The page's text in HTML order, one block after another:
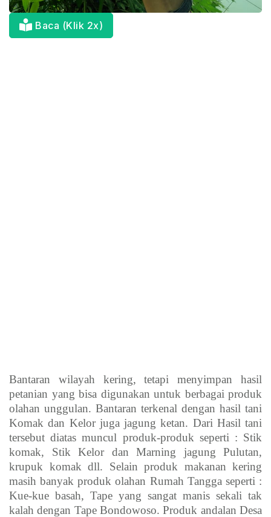
Baca (Klik 2x)
Bantaran wilayah kering, tetapi menyimpan hasil
petanian yang bisa digunakan untuk berbagai produk
olahan unggulan. Bantaran terkenal dengan hasil tani
Komak dan Kelor juga jagung ketan. Dari Hasil tani
tersebut diatas muncul produk-produk seperti : Stik
komak, Stik Kelor dan Marning jagung Pulutan,
krupuk komak dll. Selain produk makanan kering
masih banyak produk olahan Rumah Tangga seperti :
Kue-kue basah, Tape yang sangat manis sekali tak
kalah dengan Tape Bondowoso. Produk andalan Desa